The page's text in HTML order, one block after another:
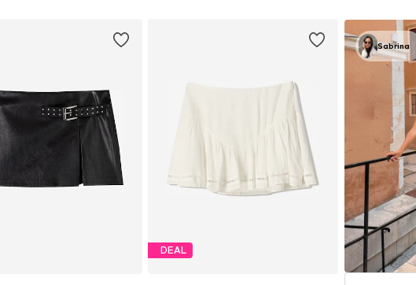
DEAL
Sabrina